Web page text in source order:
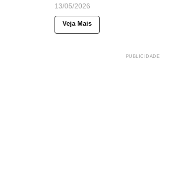
13/05/2026
Veja Mais
PUBLICIDADE